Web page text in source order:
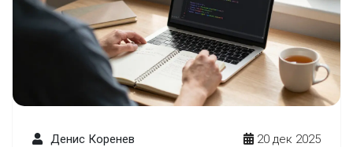
Денис Коренев 20 дек 2025